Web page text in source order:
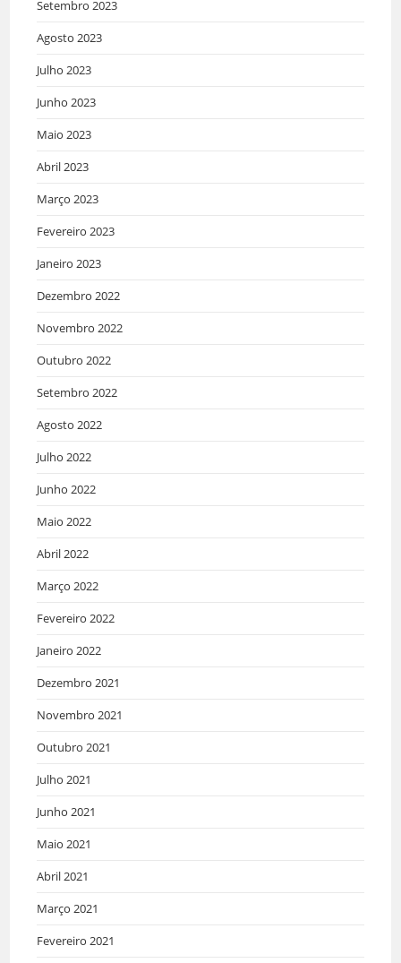
Setembro 2023
Agosto 2023
Julho 2023
Junho 2023
Maio 2023
Abril 2023
Março 2023
Fevereiro 2023
Janeiro 2023
Dezembro 2022
Novembro 2022
Outubro 2022
Setembro 2022
Agosto 2022
Julho 2022
Junho 2022
Maio 2022
Abril 2022
Março 2022
Fevereiro 2022
Janeiro 2022
Dezembro 2021
Novembro 2021
Outubro 2021
Julho 2021
Junho 2021
Maio 2021
Abril 2021
Março 2021
Fevereiro 2021